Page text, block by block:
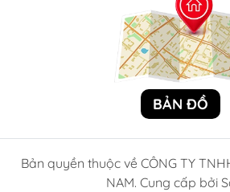
BẢN ĐỒ
Bản quyền thuộc về CÔNG TY
NAM. Cung cấp bởi